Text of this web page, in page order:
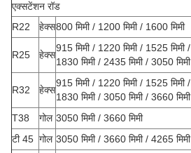
एक्सटेंशन रॉड
R22
हेक्स800 मिमी / 1200 मिमी / 1600 मिमी
R25 हेक्स
915 मिमी / 1220 मिमी / 1525 मिमी /
1830 मिमी / 2435 मिमी / 3050 मिमी
R32 हेक्स
915 मिमी / 1220 मिमी / 1525 मिमी /
1830 मिमी / 3050 मिमी / 3660 मिमी
T38
गोल 3050 मिमी / 3660 मिमी
टी 45 गोल 3050 मिमी / 3660 मिमी / 4265 मिमी